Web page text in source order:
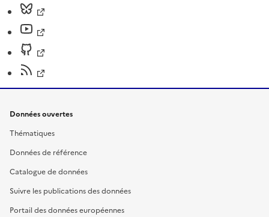
Données ouvertes
Thématiques
Données de référence
Catalogue de données
Suivre les publications des données
Portail des données européennes